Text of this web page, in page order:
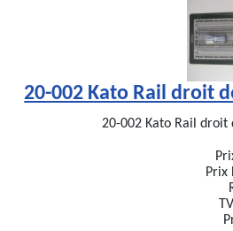
20-002 Kato Rail droit
20-002 Kato Rail droit
Prix